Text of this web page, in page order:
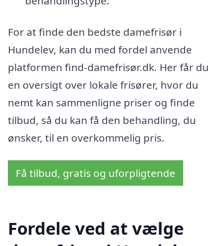
For at finde den bedste damefrisør i
Hundelev, kan du med fordel anvende
platformen find-damefrisør.dk. Her får du
en oversigt over lokale frisører, hvor du
nemt kan sammenligne priser og finde
tilbud, så du kan få den behandling, du
ønsker, til en overkommelig pris.
Få tilbud, gratis og uforpligtende
Fordele ved at vælge